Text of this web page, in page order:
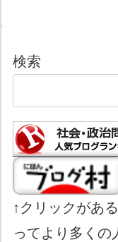
検索
↑クリックがあ
ってより多くの